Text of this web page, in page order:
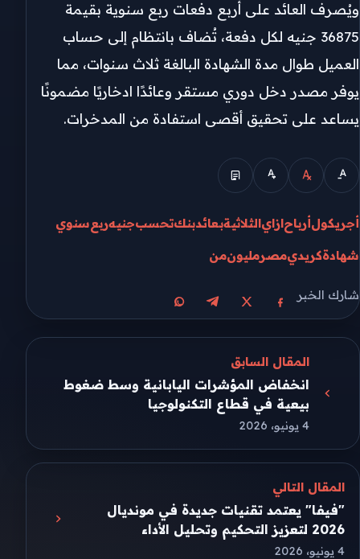
ويُصرف العائد على أربع دفعات ربع سنوية بقيمة
36875 جنيه لكل دفعة، تُضاف بانتظام إلى حساب
العميل طوال مدة الشهادة البالغة ثلاث سنوات، مما
يوفر مصدر دخل دوري مستقر وعائدًا ادخاريًا مضمونًا
يساعد على تحقيق أقصى استفادة من المدخرات.
أجريكولأرباحازايالثلاثيةبعائدبنكتحسبجنيهربعسنوي
شهادةكريديمصرمليونمن
شارك الخبر
مشاركة على فيسبوك
مشاركة على Xمشاركة على تيليجرام
مشاركة على واتساب
المقال السابق
انخفاض المؤشرات اليابانية وسط ضغوط
بيعية في قطاع التكنولوجيا
4 يونيو، 2026
المقال التالي
"فيفا" يعتمد تقنيات جديدة في مونديال
2026 لتعزيز التحكيم وتحليل الأداء
4 يونيو، 2026